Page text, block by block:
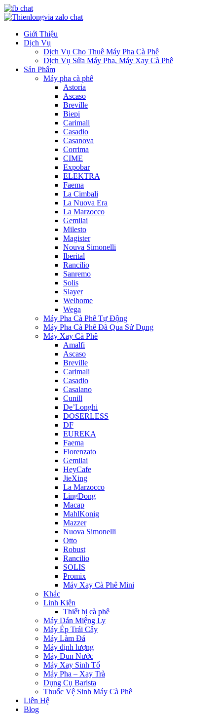
Giới Thiệu
Dịch Vụ
Dịch Vụ Cho Thuê Máy Pha Cà Phê
Dịch Vụ Sửa Máy Pha, Máy Xay Cà Phê
Sản Phẩm
Máy pha cà phê
Astoria
Ascaso
Breville
Biepi
Carimali
Casadio
Casanova
Corrima
CIME
Expobar
ELEKTRA
Faema
La Cimbali
La Nuova Era
La Marzocco
Gemilai
Milesto
Magister
Nouva Simonelli
Iberital
Rancilio
Sanremo
Solis
Slayer
Welhome
Wega
Máy Pha Cà Phê Tự Động
Máy Pha Cà Phê Đã Qua Sử Dụng
Máy Xay Cà Phê
Amalfi
Ascaso
Breville
Carimali
Casadio
Casalano
Cunill
De’Longhi
DOSERLESS
DF
EUREKA
Faema
Fiorenzato
Gemilai
HeyCafe
JieXing
La Marzocco
LingDong
Macap
MahlKonig
Mazzer
Nuova Simonelli
Otto
Robust
Rancilio
SOLIS
Promix
Máy Xay Cà Phê Mini
Khác
Linh Kiện
Thiết bị cà phê
Máy Dán Miệng Ly
Máy Ép Trái Cây
Máy Làm Đá
Máy định lượng
Máy Đun Nước
Máy Xay Sinh Tố
Máy Pha – Xay Trà
Dụng Cụ Barista
Thuốc Vệ Sinh Máy Cà Phê
Liên Hệ
Blog